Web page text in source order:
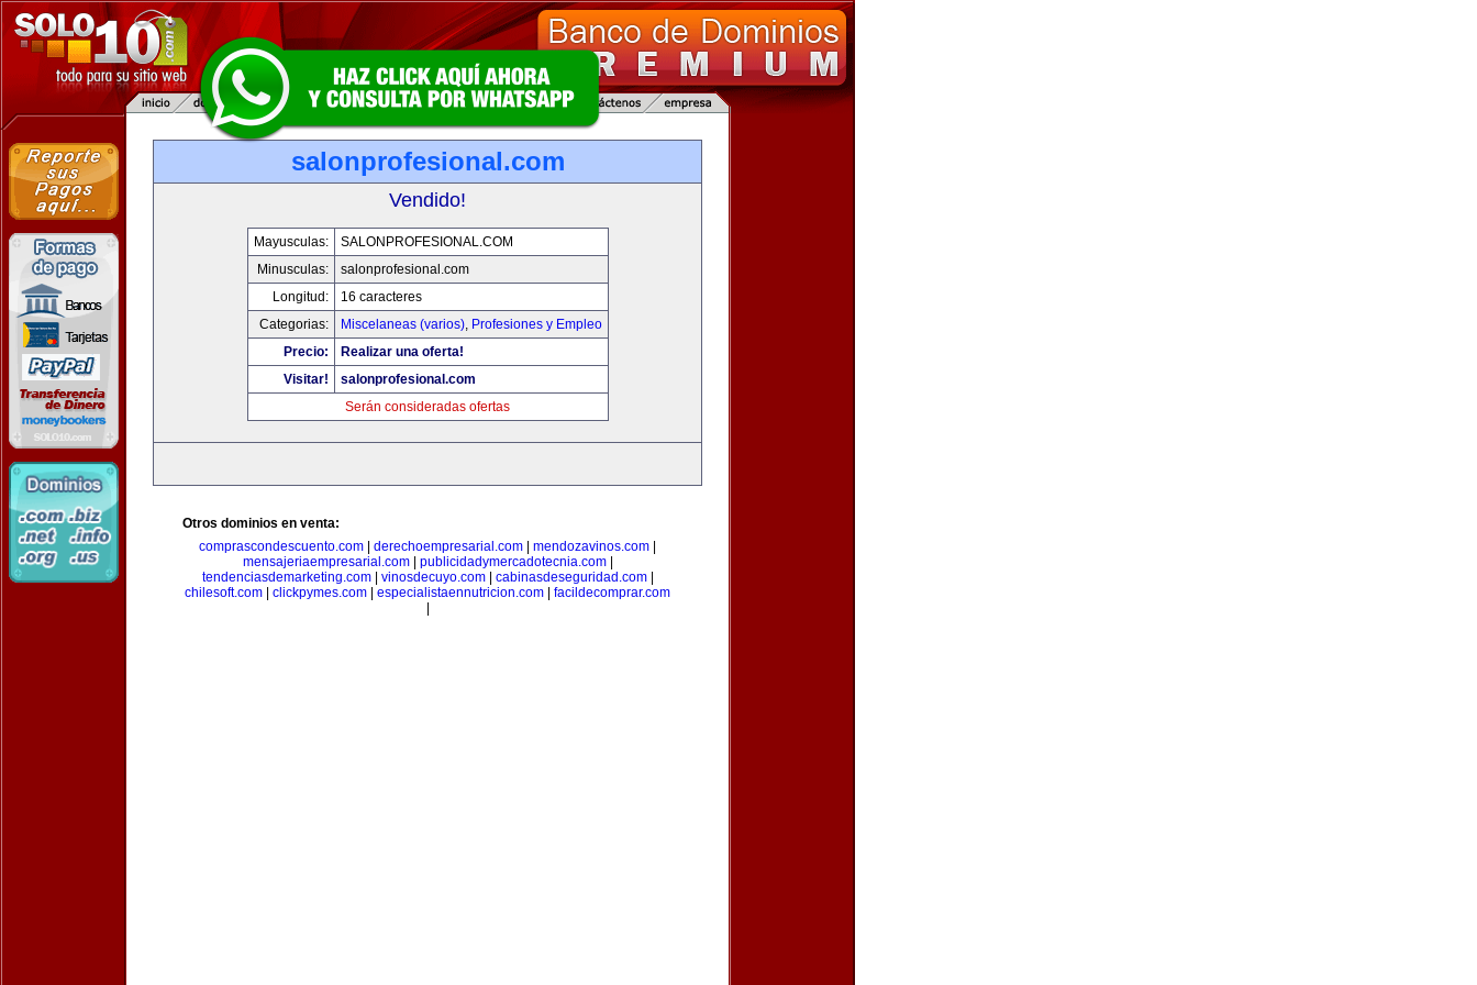
salonprofesional.com
Vendido!
Mayusculas:
SALONPROFESIONAL.COM
Minusculas:
salonprofesional.com
Longitud:
16 caracteres
Categorias:
Miscelaneas (varios), Profesiones y Empleo
Precio:
Realizar una oferta!
Visitar!
salonprofesional.com
Serán consideradas ofertas
Otros dominios en venta:
comprascondescuento.com
derechoempresarial.com mendozavinos.com
mensajeriaempresarial.com| publicidadymercadotecnia.com|
tendenciasdemarketing.com| vinosdecuyo.com| cabinasdeseguridad.com|
chilesoft.com
clickpymes.com especialistaennutricion.com
facildecomprar.com